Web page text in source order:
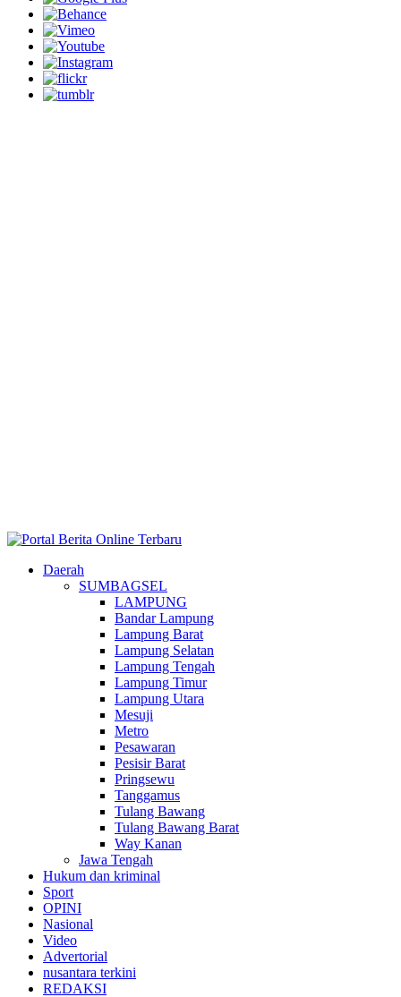
Daerah
SUMBAGSEL
LAMPUNG
Bandar Lampung
Lampung Barat
Lampung Selatan
Lampung Tengah
Lampung Timur
Lampung Utara
Mesuji
Metro
Pesawaran
Pesisir Barat
Pringsewu
Tanggamus
Tulang Bawang
Tulang Bawang Barat
Way Kanan
Jawa Tengah
Hukum dan kriminal
Sport
OPINI
Nasional
Video
Advertorial
nusantara terkini
REDAKSI